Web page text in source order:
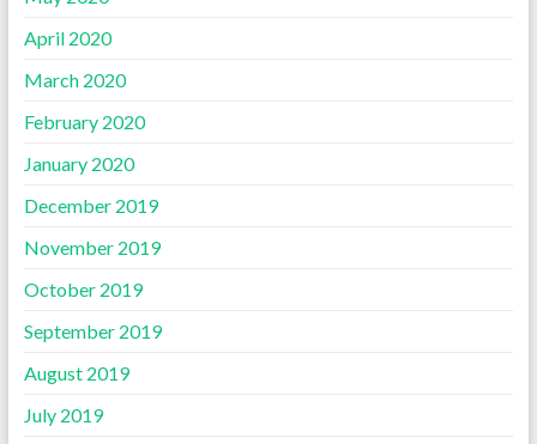
April 2020
March 2020
February 2020
January 2020
December 2019
November 2019
October 2019
September 2019
August 2019
July 2019